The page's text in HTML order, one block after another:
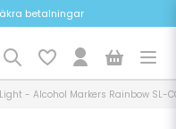
betalningar
- Alcohol Markers Rainbow SL-